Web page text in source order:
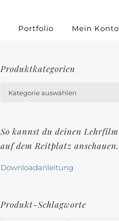
Portfolio Mein Konto
Produktkategorien
Kategorie auswählen
So kannst du deinen Lehrfilm
auf dem Reitplatz anschauen.
Downloadanleitung
Produkt-Schlagworte